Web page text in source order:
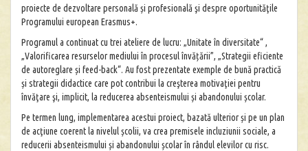
proiecte de dezvoltare personală și profesională şi despre oportunităţile
Programului european Erasmus+.
Programul a continuat cu trei ateliere de lucru: „Unitate în diversitate“ ,
„Valorificarea resurselor mediului în procesul învățării”, „Strategii eficiente
de autoreglare și feed-back“. Au fost prezentate exemple de bună practică
și strategii didactice care pot contribui la creşterea motivaţiei pentru
învăţare şi, implicit, la reducerea absenteismului și abandonului școlar.
Pe termen lung, implementarea acestui proiect, bazată ulterior și pe un plan
de acţiune coerent la nivelul școlii, va crea premisele incluziunii sociale, a
reducerii absenteismului și abandonului școlar în rândul elevilor cu risc.